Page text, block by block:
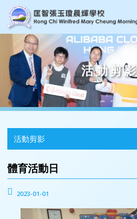
活動剪影
活動剪影
體育活動日
2023-01-01